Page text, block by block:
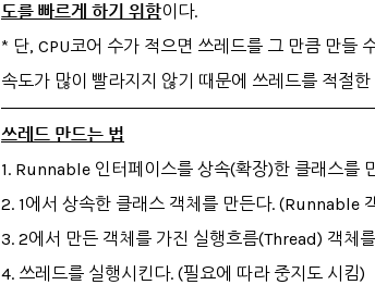
도를 빠르게 하기 위함이다.
* 단, CPU코어 수가 적으면 쓰레드를 그 만큼 만들
속도가 많이 빨라지지 않기 때문에 쓰레드를 적절
쓰레드 만드는 법
1. Runnable 인터페이스를 상속(확장)한 클래스를
2. 1에서 상속한 클래스 객체를 만든다. (Runnable
3. 2에서 만든 객체를 가진 실행흐름(Thread) 객체
4. 쓰레드를 실행시킨다. (필요에 따라 중지도 시킴)